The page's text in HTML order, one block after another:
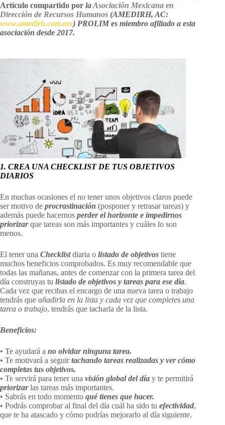
Artículo compartido por laAsociación Mexicana en
Dirección de Recursos Humanos (AMEDIRH, AC:
www.amedirh.com.mx) PROLIM es miembro afiliado a esta
asociación desde 2017.
1. CREA UNA CHECKLIST DE TUS OBJETIVOS
DIARIOS
En muchas ocasiones el no tener unos objetivos claros puede
ser motivo de procrastinación (posponer y retrasar tareas) y
además puede hacernos perder el horizonte e impedirnos
priorizarque tareas son más importantes y cuáles lo son
menos.
El tener una Checklistdiaria o listado de objetivos tiene
muchos beneficios comprobados. Es muy recomendable que
todas las mañanas, antes de comenzar con la primera tarea del
día construyas tu listado de objetivos y tareas para ese día.
Cada vez que recibas el encargo de una nueva tarea o trabajo
tendrás que añadirla en la lista y cada vez que completes una
tarea o trabajo, tendrás que tacharla de la lista.
Beneficios:
• Te ayudará a no olvidar ninguna tarea.
• Te motivará a seguirtachando tareas realizadas y ver cómo
completas tus objetivos.
• Te servirá para tener una visión global del día y te permitirá
priorizarlas tareas más importantes.
• Sabrás en todo momento qué tienes que hacer.
• Podrás comprobar al final del día cuál ha sido tu efectividad,
que te ha atascado y cómo podrías mejorarlo al día siguiente.